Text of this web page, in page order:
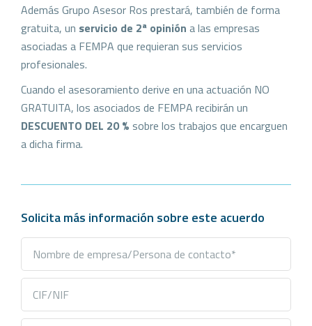
Además Grupo Asesor Ros prestará, también de forma
gratuita, un servicio de 2ª opinión a las empresas
asociadas a FEMPA que requieran sus servicios
profesionales.
Cuando el asesoramiento derive en una actuación NO
GRATUITA, los asociados de FEMPA recibirán un
DESCUENTO DEL 20 % sobre los trabajos que encarguen
a dicha firma.
Solicita más información sobre este acuerdo